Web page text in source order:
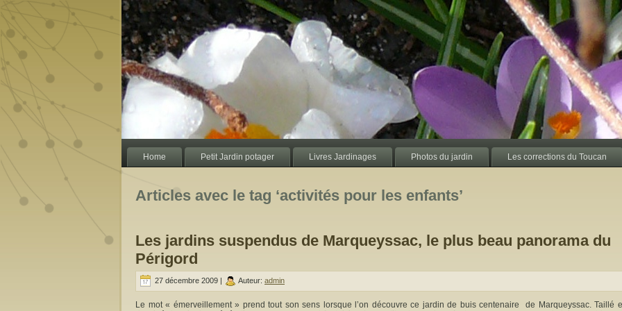
Home Petit Jardin potager Livres Jardinages Photos du jardin Les corrections du Toucan
Articles avec le tag ‘activités pour les enfants’
Les jardins suspendus de Marqueyssac, le plus beau panorama du
Périgord
27 décembre 2009 | Auteur: admin
Le mot « émerveillement » prend tout son sens lorsque l’on découvre ce jardin de buis centenaire de Marqueyssac. Taillé